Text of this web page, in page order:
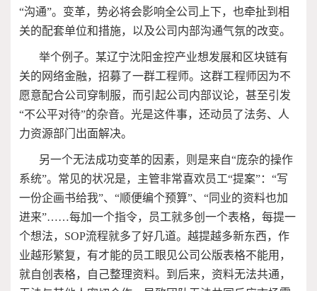
“沟通”。变革，势必将会影响全公司上下，也牵扯到相
关的配套单位和措施，以及公司内部沟通气氛的改变。
举个例子。某辽宁沈阳金控产业想发展和区块链有
关的网络金融，招募了一群工程师。这群工程师因为不
愿意配合公司穿制服，而引起公司内部议论，甚至引发
“不公平对待”的杂音。光是这件事，还动员了法务、人
力资源部门出面解决。
另一个无法成功变革的因素，则是来自“庞杂的操作
系统”。常见的状况是，主管非常喜欢员工“提案”：“写
一份企画书给我”、“顺便编个预算”、“同业的资料也加
进来”……每加一个指令，员工就多创一个表格，每提一
个想法，SOP流程就多了好几道。越提越多新东西，作
业越形繁复，有才能的员工眼见公司公版表格不能用，
就自创表格，自己整理资料。到后来，资料无法共通，